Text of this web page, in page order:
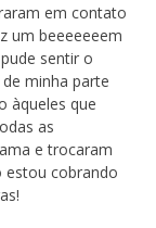
em contato
um beeeeeeem
sentir o
minha parte
àqueles que
as
e trocaram
estou cobrando